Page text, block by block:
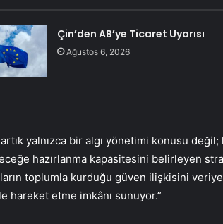
Çin’den AB’ye Ticaret Uyarısı
Ağustos 6, 2026
yalnızca bir algı yönetimi konusu
hazırlanma kapasitesini belirleyen
toplumla kurduğu güven ilişkisini
hareket etme imkânı sunuyor.”